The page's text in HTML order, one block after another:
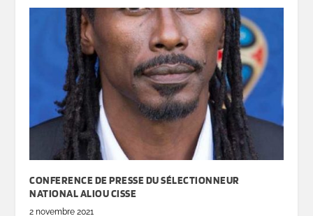
CONFERENCE DE PRESSE DU SÉLECTIONNEUR
NATIONAL ALIOU CISSE
2 novembre 2021